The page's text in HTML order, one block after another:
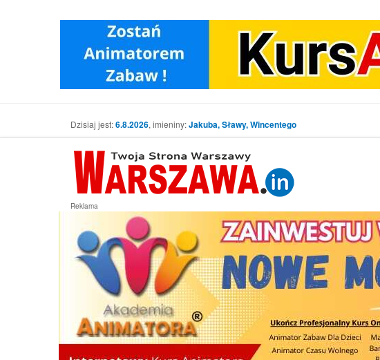
Dzisiaj jest:6.8.2026, imieniny:Jakuba, Sławy, Wincentego
Reklama